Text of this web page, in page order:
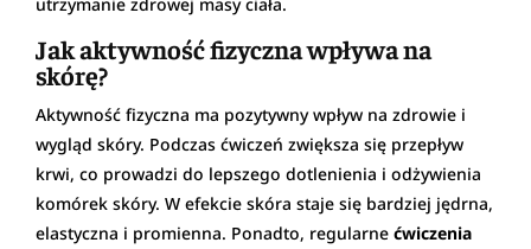
Jak aktywność fizyczna wpływa na
skórę?
Aktywność fizyczna ma pozytywny wpływ na zdrowie i
wygląd skóry. Podczas ćwiczeń zwiększa się przepływ
krwi, co prowadzi do lepszego dotlenienia i odżywienia
komórek skóry. W efekcie skóra staje się bardziej jędrna,
elastyczna i promienna. Ponadto, regularne ćwiczenia